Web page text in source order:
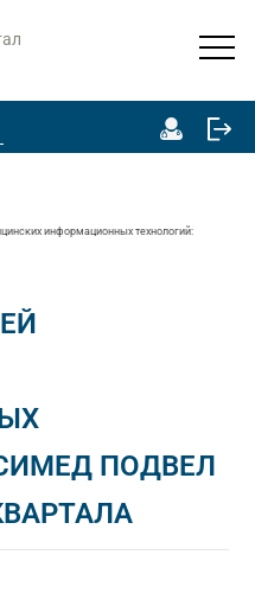
информационных технологий:
ПОДВЕЛ